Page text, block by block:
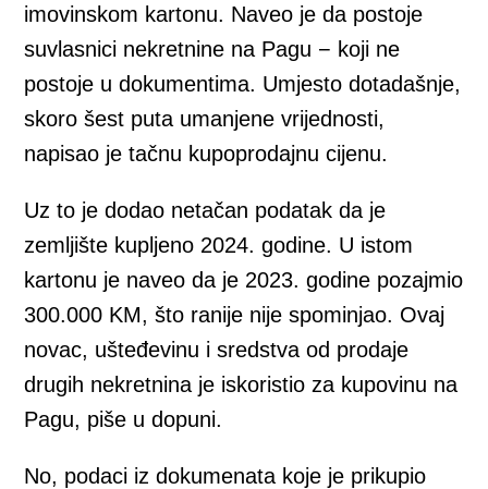
imovinskom kartonu. Naveo je da postoje
suvlasnici nekretnine na Pagu − koji ne
postoje u dokumentima. Umjesto dotadašnje,
skoro šest puta umanjene vrijednosti,
napisao je tačnu kupoprodajnu cijenu.
Uz to je dodao netačan podatak da je
zemljište kupljeno 2024. godine. U istom
kartonu je naveo da je 2023. godine pozajmio
300.000 KM, što ranije nije spominjao. Ovaj
novac, ušteđevinu i sredstva od prodaje
drugih nekretnina je iskoristio za kupovinu na
Pagu, piše u dopuni.
No, podaci iz dokumenata koje je prikupio